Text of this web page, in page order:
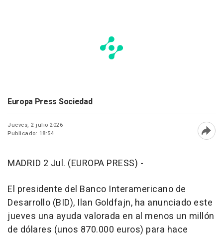
Europa Press Sociedad
Jueves, 2 julio 2026
Publicado: 18:54
MADRID 2 Jul. (EUROPA PRESS) -
El presidente del Banco Interamericano de
Desarrollo (BID), Ilan Goldfajn, ha anunciado este
jueves una ayuda valorada en al menos un millón
de dólares (unos 870.000 euros) para hace